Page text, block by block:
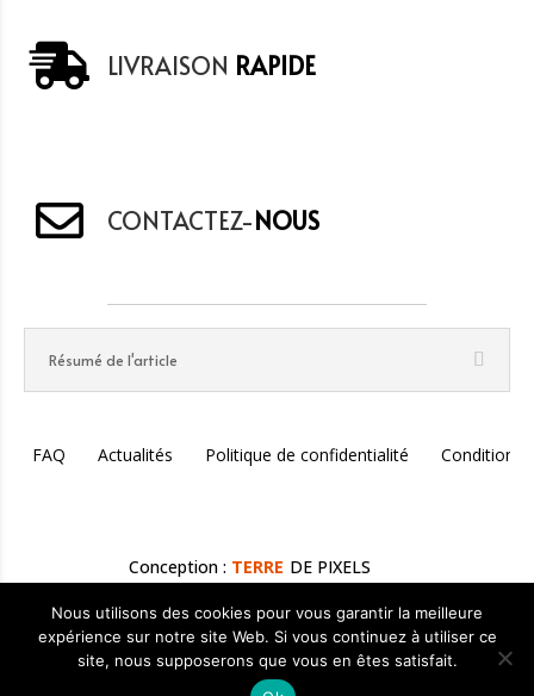
LIVRAISON RAPIDE
CONTACTEZ-NOUS
Résumé de l'article
FAQ Actualités Politique de confidentialité Conditions
Conception : TERRE DE PIXELS
Rédigé parFabien Liger— Lithothérapeute & Créateur de
Bijoux Holistiques | Mis à jour le
Nous utilisons des cookies pour vous garantir la meilleure
expérience sur notre site Web. Si vous continuez à utiliser ce
site, nous supposerons que vous en êtes satisfait.